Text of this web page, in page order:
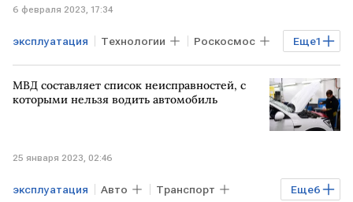
6 февраля 2023, 17:34
Еще1
эксплуатация Технологии Роскосмос
МКС
МВД составляет список неисправностей, с
которыми нельзя водить автомобиль
25 января 2023, 02:46
Еще6
эксплуатация Авто Транспорт